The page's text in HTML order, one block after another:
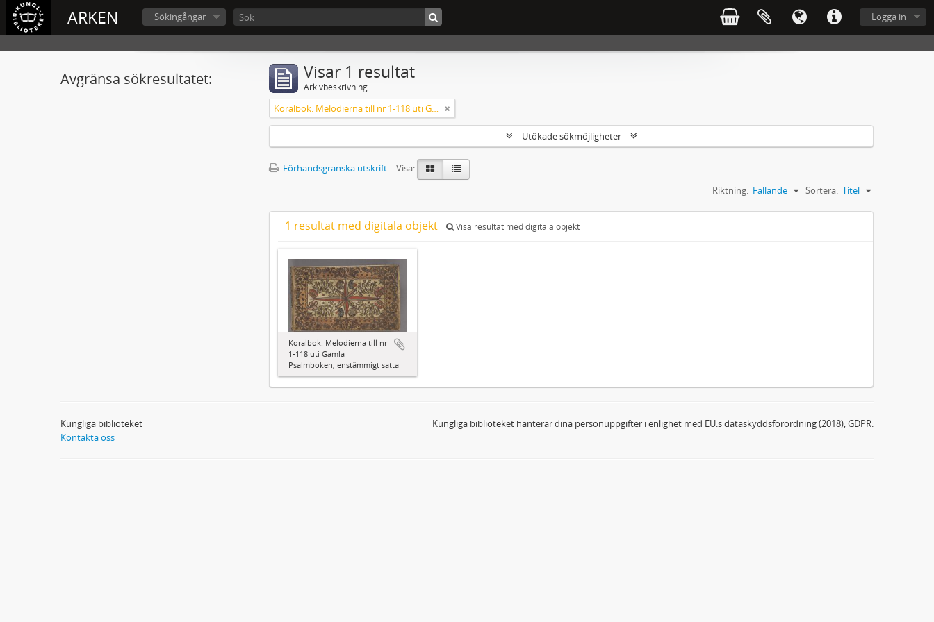
ARKEN Logga in
Sökingångar
Avgränsa sökresultatet: Visar 1 resultat
Arkivbeskrivning
Koralbok: Melodierna till nr 1-118 uti Gamla Psalmboken, enstämmigt satta
Utökade sökmöjligheter
Förhandsgranska utskrift
Visa:
Sortera: Titel
Riktning: Fallande
1 resultat med digitala objekt Visa resultat med digitala objekt
Koralbok: Melodierna till nr
1-118 uti Gamla
Psalmboken, enstämmigt satta
Kungliga biblioteket
Kontakta oss
Kungliga biblioteket hanterar dina personuppgifter i enlighet med EU:s dataskyddsförordning (2018), GDPR.